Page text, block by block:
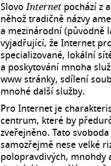
SlovoInternet pochází z
něhož tradičně názvy
a mezinárodní (původně
vyjadřující, že Internet
specializované, lokální
a poskytování mnoha
www stránky, sdílení
mnohé další služby.
Pro Internet je
centrum, které by
zveřejněno. Tato
samozřejmě nese velké
polopravdivých, mnohdy